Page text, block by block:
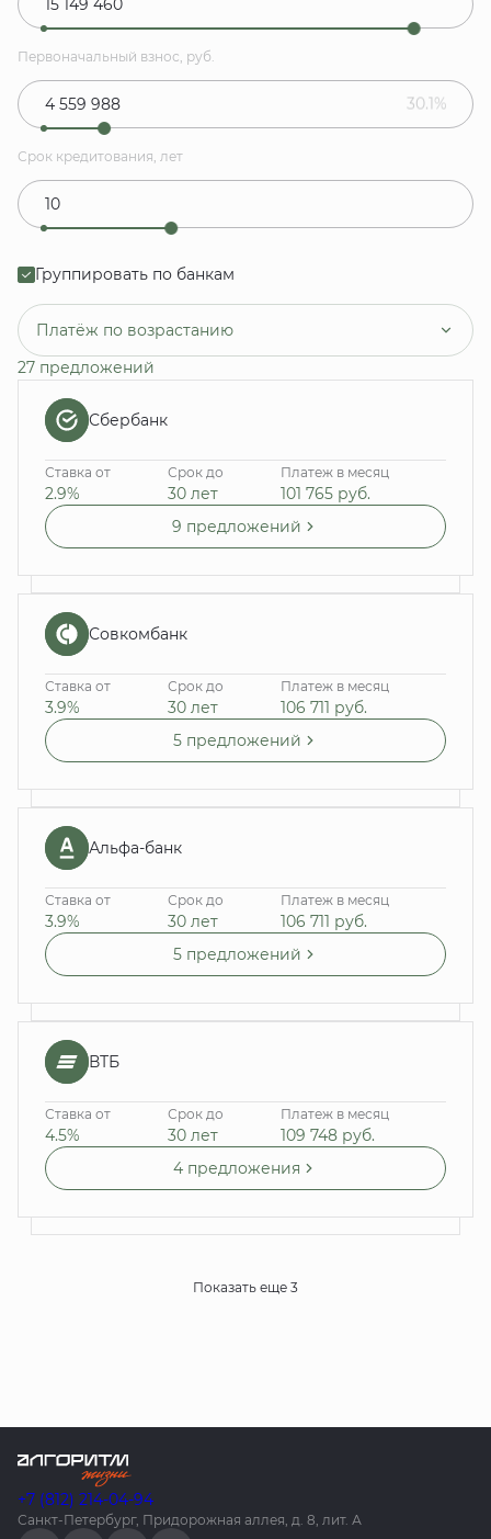
Первоначальный взнос, руб.
30.1%
Срок кредитования, лет
Группировать по банкам
Платёж по возрастанию
27 предложений
Сбербанк
Ставка от
2.9%
Срок до
30 лет
Платеж в месяц
101 765 руб.
9 предложений
Совкомбанк
Ставка от
3.9%
Срок до
30 лет
Платеж в месяц
106 711 руб.
5 предложений
Альфа-банк
Ставка от
3.9%
Срок до
30 лет
Платеж в месяц
106 711 руб.
5 предложений
ВТБ
Ставка от
4.5%
Срок до
30 лет
Платеж в месяц
109 748 руб.
4 предложения
Показать еще 3
+7 (812) 214-04-94
Санкт-Петербург, Придорожная аллея, д. 8, лит. А